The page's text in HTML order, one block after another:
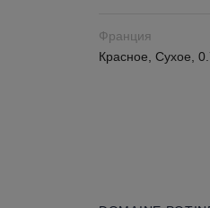
Франция
Красное, Сухое,